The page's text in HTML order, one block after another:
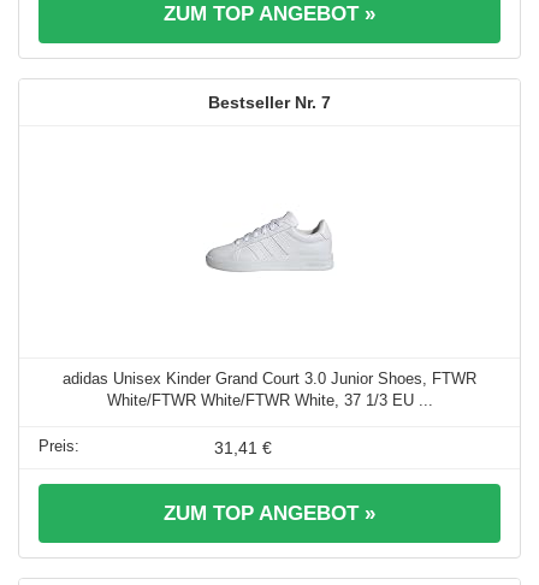
ZUM TOP ANGEBOT »
7
adidas Unisex Kinder Grand Court 3.0 Junior Shoes, FTWR
White/FTWR White/FTWR White, 37 1/3 EU ...
31,41 €
ZUM TOP ANGEBOT »